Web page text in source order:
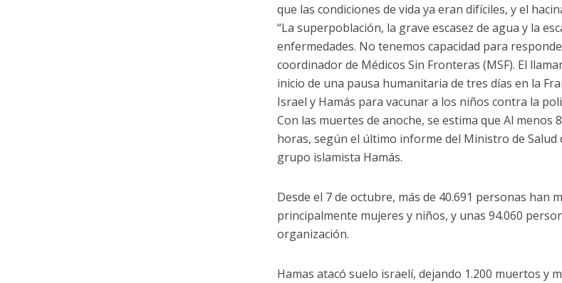
que las condiciones de vida ya eran difíciles, y el
“La superpoblación, la grave escasez de agua y la
enfermedades. No tenemos capacidad para
coordinador de Médicos Sin Fronteras (MSF). El
inicio de una pausa humanitaria de tres días en la
Israel y Hamás para vacunar a los niños contra la
Con las muertes de anoche, se estima que Al
horas, según el último informe del Ministro de Salud
grupo islamista Hamás.
Desde el 7 de octubre, más de 40.691 personas han
principalmente mujeres y niños, y unas 94.060
organización.
Hamas atacó suelo israelí, dejando 1.200 muertos y